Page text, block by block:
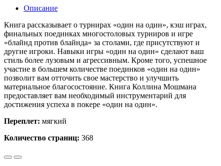
Описание
Книга рассказывает о турнирах «один на один», кэш играх,
финальных поединках многостоловых турниров и игре
«блайнд против блайнда» за столами, где присутствуют и
другие игроки. Навыки игры «один на один» сделают ваш
стиль более лузовым и агрессивным. Кроме того, успешное
участие в большем количестве поединков «один на один»
позволит вам отточить свое мастерство и улучшить
материальное благосостояние. Книга Коллина Мошмана
предоставляет вам необходимый инструментарий для
достижения успеха в покере «один на один».
Переплет: мягкий
Количество страниц: 368